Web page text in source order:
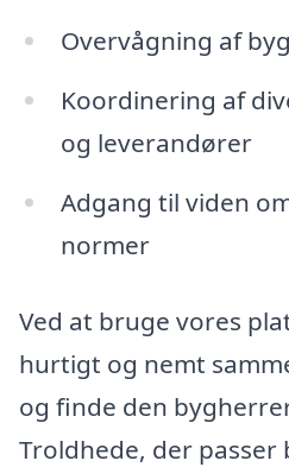
Overvågning af
Koordinering af
og leverandører
Adgang til viden
normer
Ved at bruge vores
hurtigt og nemt
og finde den
Troldhede, der passer